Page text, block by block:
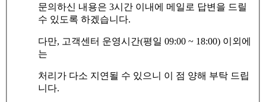
문의하신 내용은 3시간 이내에 메일로 답변을 드릴
수 있도록 하겠습니다.
다만, 고객센터 운영시간(평일 09:00 ~ 18:00) 이외에
는
처리가 다소 지연될 수 있으니 이 점 양해 부탁 드립
니다.